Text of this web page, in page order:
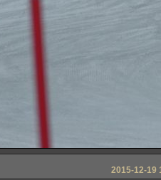
2015-12-19